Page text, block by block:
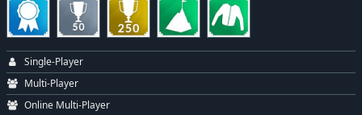
Single-Player
Multi-Player
Online Multi-Player